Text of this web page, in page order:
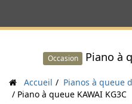
Occasion Piano à
Accueil
Pianos à queue
Piano à queue KAWAI KG3C